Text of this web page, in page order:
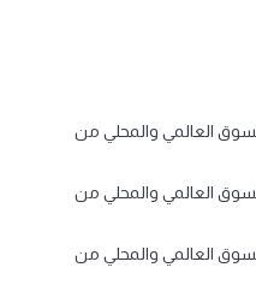
العالمي والمحلي من
العالمي والمحلي من
العالمي والمحلي من